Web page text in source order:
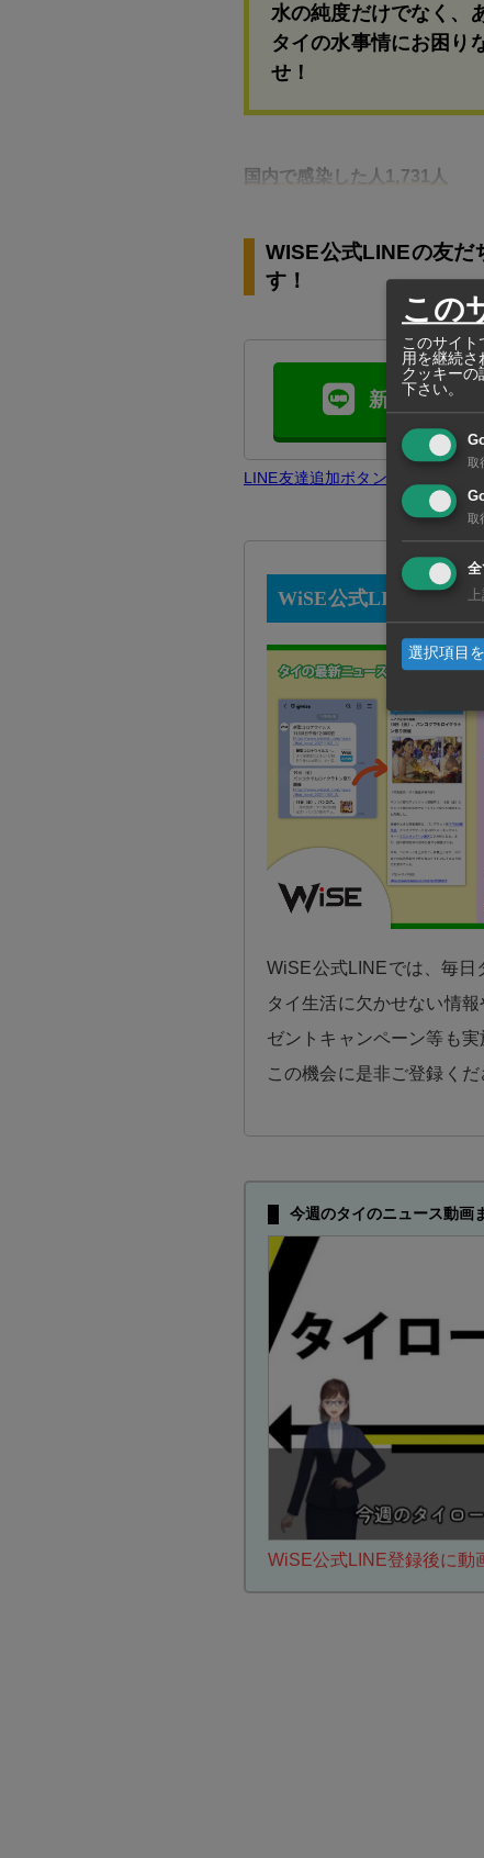
水の純度だけでなく、
タイの水事情にお困り
せ！
国内で感染した人1,731人
WISE公式LINEの友だ
す！
新規友達追加
LINE友達追加ボタンで問題が発
WiSE公式LINEとは？
WiSE公式LINEでは、毎日
タイ生活に欠かせない情
ゼントキャンペーン等も実
この機会に是非ご登録くだ
今週のタイのニュース動画
WiSE公式LINE登録後に動
この
このサイト
用を継続さ
クッキーの
下さい。
取
取
全
選択項目